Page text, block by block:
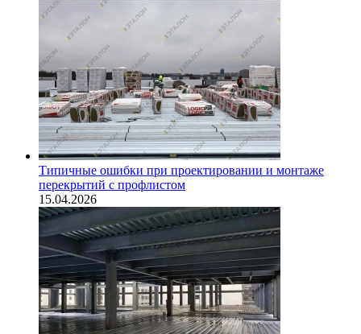
Типичные ошибки при проектировании и монтаже
перекрытий с профлистом
15.04.2026